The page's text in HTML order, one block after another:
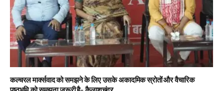
कल्चरल मार्क्सवाद को समझने के लिए उसके अकादमिक स्रोतों और वैचारिक